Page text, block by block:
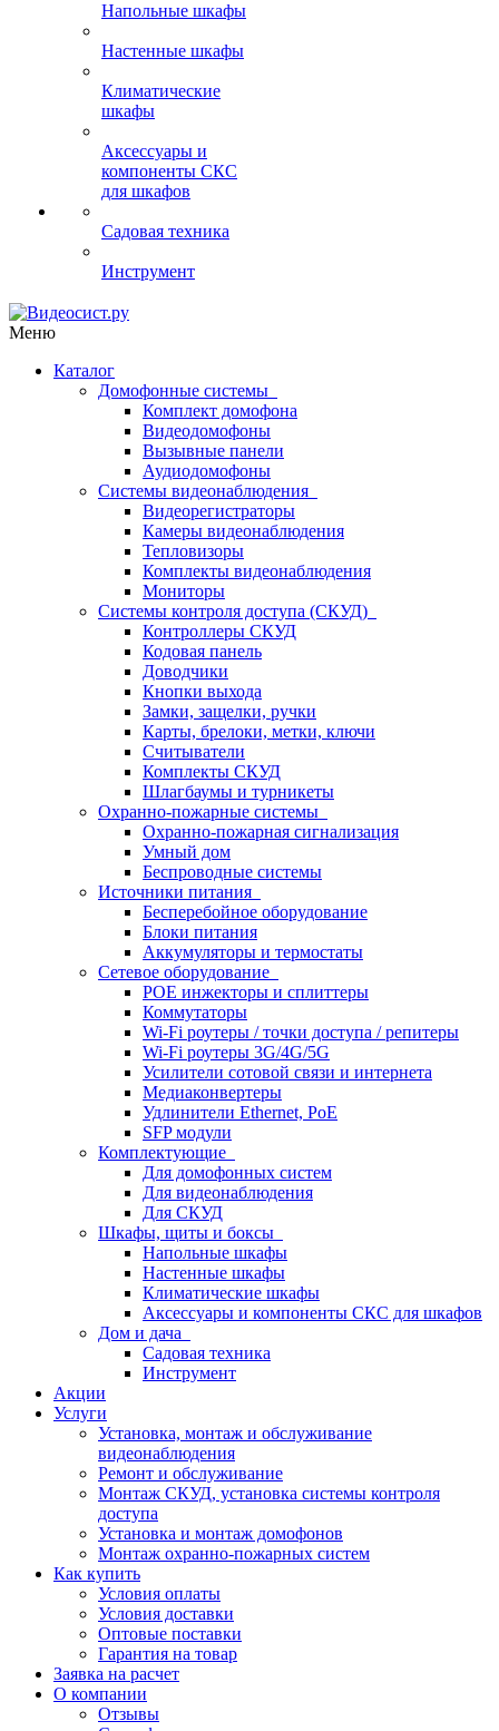
Напольные шкафы
Настенные шкафы
Климатические
шкафы
Аксессуары и
компоненты СКС
для шкафов
Садовая техника
Инструмент
Меню
Каталог
Домофонные системы
Комплект домофона
Видеодомофоны
Вызывные панели
Аудиодомофоны
Системы видеонаблюдения
Видеорегистраторы
Камеры видеонаблюдения
Тепловизоры
Комплекты видеонаблюдения
Мониторы
Системы контроля доступа (СКУД)
Контроллеры СКУД
Кодовая панель
Доводчики
Кнопки выхода
Замки, защелки, ручки
Карты, брелоки, метки, ключи
Считыватели
Комплекты СКУД
Шлагбаумы и турникеты
Охранно-пожарные системы
Охранно-пожарная сигнализация
Умный дом
Беспроводные системы
Источники питания
Бесперебойное оборудование
Блоки питания
Аккумуляторы и термостаты
Сетевое оборудование
POE инжекторы и сплиттеры
Коммутаторы
Wi-Fi роутеры / точки доступа / репитеры
Wi-Fi роутеры 3G/4G/5G
Усилители сотовой связи и интернета
Медиаконвертеры
Удлинители Ethernet, PoE
SFP модули
Комплектующие
Для домофонных систем
Для видеонаблюдения
Для СКУД
Шкафы, щиты и боксы
Напольные шкафы
Настенные шкафы
Климатические шкафы
Аксессуары и компоненты СКС для шкафов
Дом и дача
Садовая техника
Инструмент
Акции
Услуги
Установка, монтаж и обслуживание
видеонаблюдения
Ремонт и обслуживание
Монтаж СКУД, установка системы контроля
доступа
Установка и монтаж домофонов
Монтаж охранно-пожарных систем
Как купить
Условия оплаты
Условия доставки
Оптовые поставки
Гарантия на товар
Заявка на расчет
О компании
Отзывы